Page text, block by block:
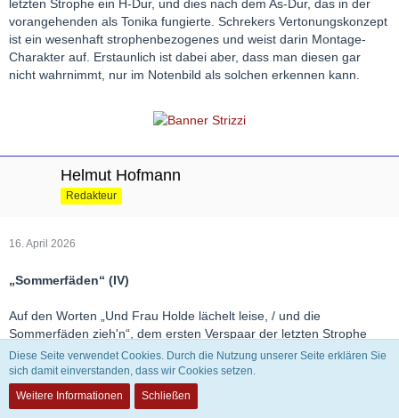
letzten Strophe ein H-Dur, und dies nach dem As-Dur, das in der
vorangehenden als Tonika fungierte. Schrekers Vertonungskonzept
ist ein wesenhaft strophenbezogenes und weist darin Montage-
Charakter auf. Erstaunlich ist dabei aber, dass man diesen gar
nicht wahrnimmt, nur im Notenbild als solchen erkennen kann.
Helmut Hofmann
Redakteur
16. April 2026
„Sommerfäden“ (IV)
Auf den Worten „Und Frau Holde lächelt leise, / und die
Sommerfäden zieh'n“, dem ersten Verspaar der letzten Strophe
also, beschreibt die melodische Linie die gleiche Bewegung wie auf
jenem der ersten. Auch der Klaviersatz ist identisch. Mit dieser
Anbindung der Liedmusik an den Anfang intensiviert Schreker ihre
innere Geschlossenheit. Die Worte „ihre rätselvolle Reise“
Diese Seite verwendet Cookies. Durch die Nutzung unserer Seite erklären Sie
sich damit einverstanden, dass wir Cookies setzen.
Weitere Informationen
Schließen